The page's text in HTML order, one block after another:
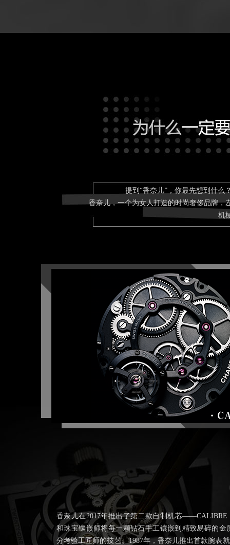
提到“香奈儿”，你最先想到什
香奈儿，一个为女人打造的时尚奢侈品牌，
机
香奈儿在2017年推出了第二款自制机芯——CALIBRE
和珠宝镶嵌师将每一颗钻石手工镶嵌到精致易碎的金
分考验工匠师的技艺。1987年，香奈儿推出首款腕表